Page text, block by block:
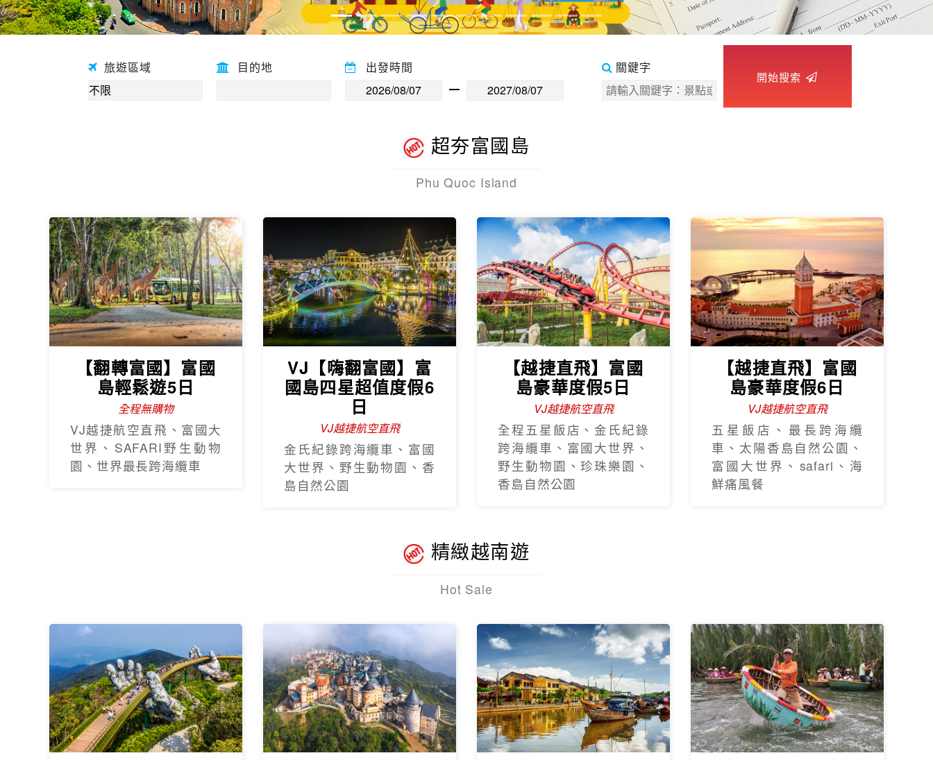
旅遊區域 目的地 出發時間 關鍵字
開始搜索
超夯富國島
Phu Quoc Island
【翻轉富國】富國
島輕鬆遊5日
全程無購物
VJ越捷航空直飛、富國大
世界、SAFARI野生動物
園、世界最長跨海纜車
VJ【嗨翻富國】富
國島四星超值度假6
日
VJ越捷航空直飛
金氏紀錄跨海纜車、富國
大世界、野生動物園、香
島自然公園
【越捷直飛】富國
島豪華度假5日
VJ越捷航空直飛
全程五星飯店、金氏紀錄
跨海纜車、富國大世界、
野生動物園、珍珠樂園、
香島自然公園
【越捷直飛】富國
島豪華度假6日
VJ越捷航空直飛
五星飯店、最長跨海纜
車、太陽香島自然公園、
富國大世界、safari、海
鮮痛風餐
精緻越南遊
Hot Sale